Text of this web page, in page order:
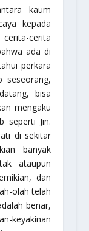
kaum
kepada
cerita
ada di
perkara
seseorang,
bisa
mengaku
seperti Jin.
di sekitar
banyak
ataupun
dan
olah telah
benar,
keyakinan